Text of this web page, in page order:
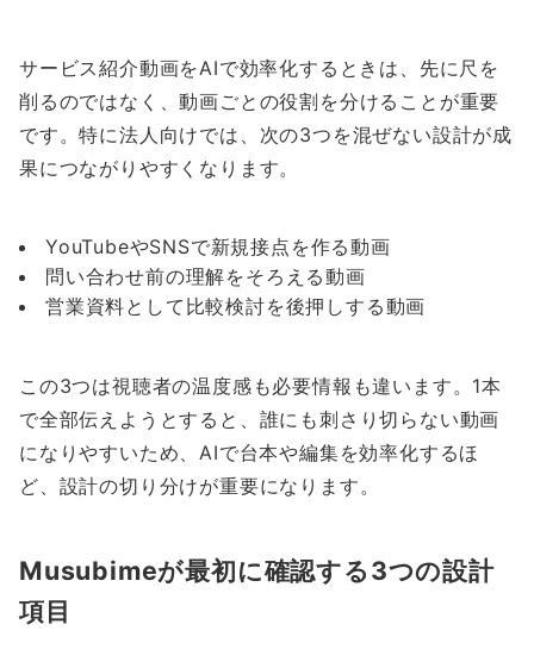
サービス紹介動画をAIで効率化するときは、先に尺を
削るのではなく、動画ごとの役割を分けることが重要
です。特に法人向けでは、次の3つを混ぜない設計が成
果につながりやすくなります。
YouTubeやSNSで新規接点を作る動画
問い合わせ前の理解をそろえる動画
営業資料として比較検討を後押しする動画
この3つは視聴者の温度感も必要情報も違います。1本
で全部伝えようとすると、誰にも刺さり切らない動画
になりやすいため、AIで台本や編集を効率化するほ
ど、設計の切り分けが重要になります。
Musubimeが最初に確認する3つの設計
項目